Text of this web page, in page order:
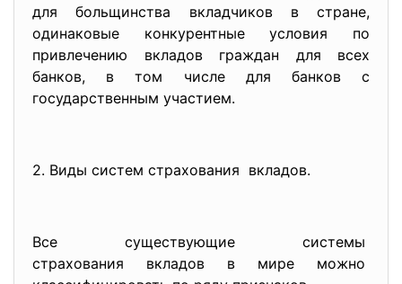
для больщинства вкладчиков в стране,
одинаковые конкурентные условия по
привлечению вкладов граждан для всех
банков, в том числе для банков с
государственным участием.
2. Виды систем страхования вкладов.
Все существующие системы
страхования вкладов в мире можно